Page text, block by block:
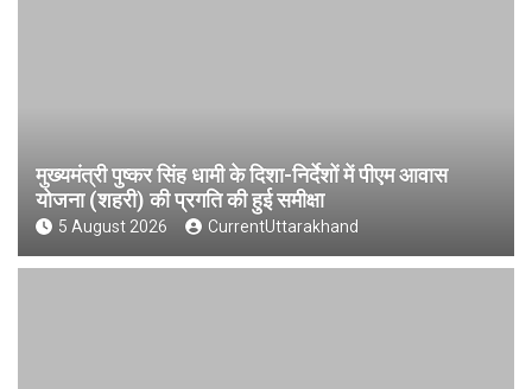
मुख्यमंत्री पुष्कर सिंह धामी के दिशा-निर्देशों में पीएम आवास
योजना (शहरी) की प्रगति की हुई समीक्षा
5 August 2026 CurrentUttarakhand